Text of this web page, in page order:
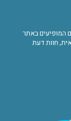
המופיעים באתר
חוות דעת